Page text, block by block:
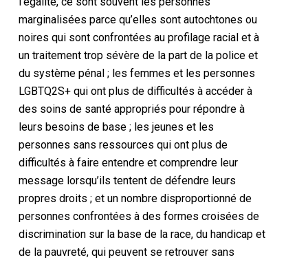
marginalisées parce qu’elles sont autochtones ou
noires qui sont confrontées au profilage racial et à
un traitement trop sévère de la part de la police et
du système pénal ; les femmes et les personnes
LGBTQ2S+ qui ont plus de difficultés à accéder à
des soins de santé appropriés pour répondre à
leurs besoins de base ; les jeunes et les
personnes sans ressources qui ont plus de
difficultés à faire entendre et comprendre leur
message lorsqu’ils tentent de défendre leurs
propres droits ; et un nombre disproportionné de
personnes confrontées à des formes croisées de
discrimination sur la base de la race, du handicap et
de la pauvreté, qui peuvent se retrouver sans